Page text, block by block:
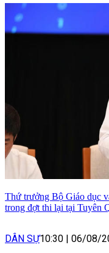
Thứ trưởng Bộ Giáo dục
trong đợt thi lại tại Tuyên
DÂN SỰ10:30 | 06/08/